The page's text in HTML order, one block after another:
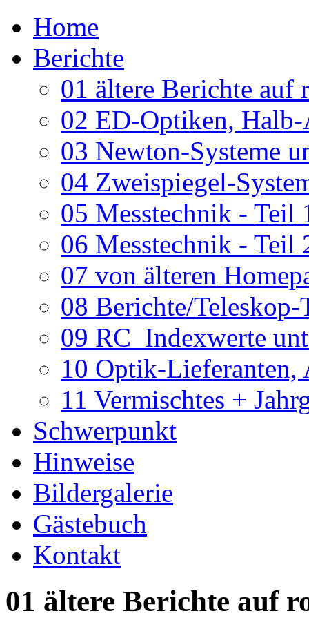
Home
Berichte
01 ältere Berichte auf
02 ED-Optiken, Halb-
03 Newton-Systeme
04 Zweispiegel-
05 Messtechnik - Teil
06 Messtechnik - Teil
07 von älteren
08 Berichte/
09 RC_Indexwerte
10 Optik-Lieferanten,
11 Vermischtes +
Schwerpunkt
Hinweise
Bildergalerie
Gästebuch
Kontakt
01 ältere Berichte auf